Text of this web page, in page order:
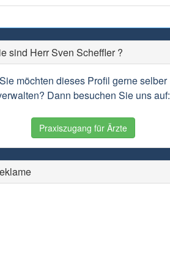
sind Herr Sven Scheffler ?
Sie möchten dieses Profil gerne selber
Dann besuchen Sie uns auf:
Praxiszugang für Ärzte